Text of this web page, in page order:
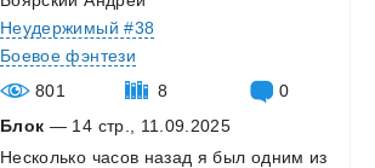
Неудержимый #38
Боевое фэнтези
801
8
0
Блок — 14 стр., 11.09.2025
Несколько часов назад я был одним из